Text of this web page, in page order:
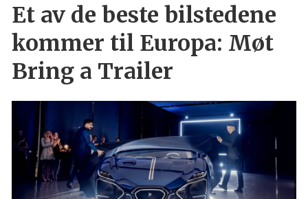
Et av de beste bilstedene
kommer til Europa: Møt
Bring a Trailer